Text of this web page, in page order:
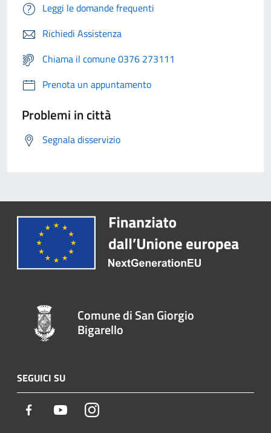
Leggi le domande frequenti
Richiedi Assistenza
Chiama il comune 0376 273111
Prenota un appuntamento
Problemi in città
Segnala disservizio
Comune di San Giorgio
Bigarello
SEGUICI SU
Facebook YoutubeInstagram